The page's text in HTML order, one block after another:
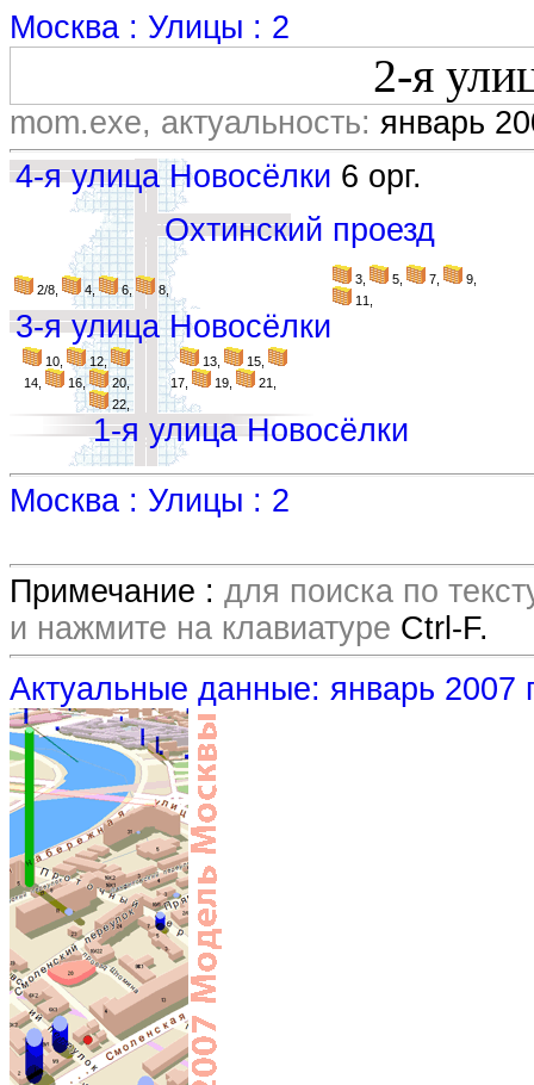
Москва : Улицы : 2
2-я
mom.exe, актуальность: январь
4-я улица Новосёлки 6 орг.
Охтинский проезд
2/8, 4, 6, 8,
3, 5, 7,
9,
11,
3-я улица Новосёлки
10,
12,
14,
16,
20,
22,
13,
15,
17,
19, 21,
1-я улица Новосёлки
Москва : Улицы : 2
Примечание : для поиска по
и нажмите на клавиатуре Ctrl-F.
Актуальные данные: январь 2007